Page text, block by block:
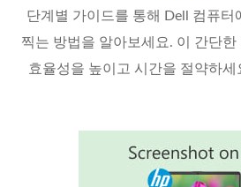
단계별 가이드를 통해 Dell 컴퓨터
찍는 방법을 알아보세요. 이 간단한
효율성을 높이고 시간을 절약하세